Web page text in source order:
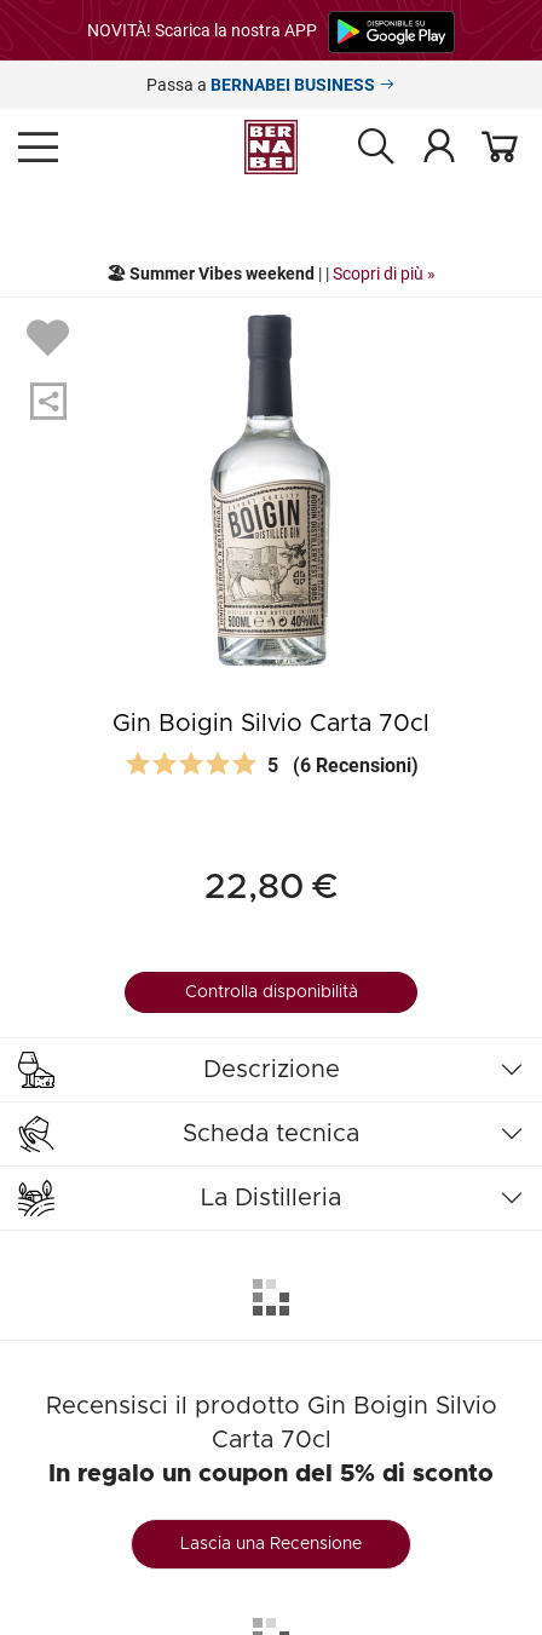
NOVITÀ! Scarica la nostra APP
Passa a BERNABEI BUSINESS
🏖️ Summer Vibes weekend | |Scopri di più »
Gin Boigin Silvio Carta 70cl
5 (6 Recensioni)
22,80 €
Controlla disponibilità
Descrizione
Scheda tecnica
La Distilleria
Recensisci il prodotto Gin Boigin Silvio
Carta 70cl
In regalo un coupon del 5% di sconto
Lascia una Recensione